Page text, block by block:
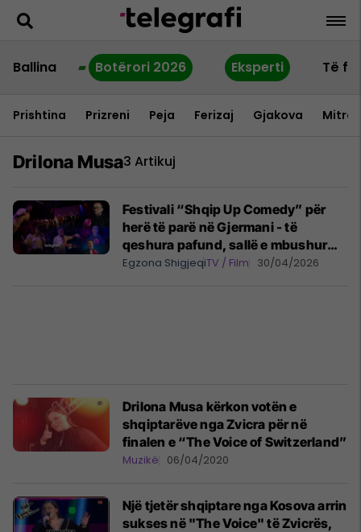
Ballina Botërori 2026 Eksperti Të
Prishtina Prizreni Peja Ferizaj Gjakova
Drilona Musa3 Artikuj
Festivali “Shqip Up Comedy” për
herë të parë në Gjermani - të
qeshura pafund, sallë e mbushur
plot e atmosferë elektrizuese për
Egzona ShigjeqiTV / Film 30/04/2026
Drilona Musa kërkon votën e
shqiptarëve nga Zvicra për në
finalen e “The Voice of Switzerland”
Muzikë 06/04/2020
Një tjetër shqiptare nga Kosova arrin
sukses në "The Voice" të Zvicrës,